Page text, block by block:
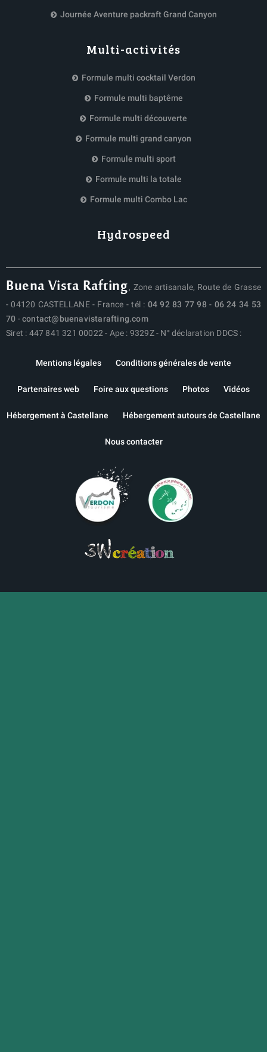
Hydrospeed
Journée Aventure packraft Grand Canyon
Multi-activités
Formule multi cocktail Verdon
Formule multi baptême
Formule multi découverte
Formule multi grand canyon
Formule multi sport
Formule multi la totale
Formule multi Combo Lac
Buena Vista Rafting, Zone artisanale, Route de Grasse
- 04120 CASTELLANE - France - tél : 04 92 83 77 98 - 06 24 34 53
70 -contact@buenavistarafting.com
Siret : 447 841 321 00022 - Ape : 9329Z - N° déclaration DDCS :
Mentions légales Conditions générales de vente
Partenaires web Foire aux questions Photos Vidéos
Hébergement à Castellane Hébergement autours de Castellane
Nous contacter